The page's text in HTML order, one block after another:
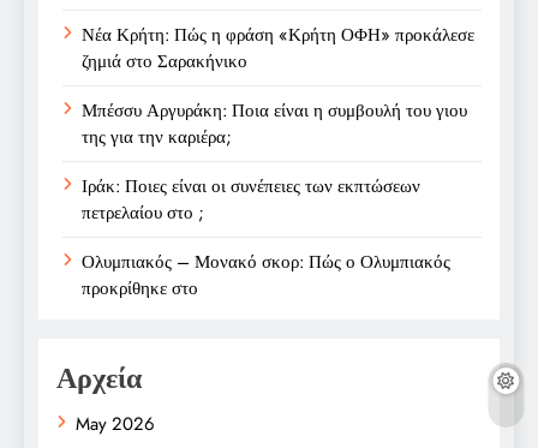
Νέα Κρήτη: Πώς η φράση «Κρήτη ΟΦΗ» προκάλεσε
ζημιά στο Σαρακήνικο
Μπέσσυ Αργυράκη: Ποια είναι η συμβουλή του γιου
της για την καριέρα;
Ιράκ: Ποιες είναι οι συνέπειες των εκπτώσεων
πετρελαίου στο ;
Ολυμπιακός – Μονακό σκορ: Πώς ο Ολυμπιακός
προκρίθηκε στο
Αρχεία
May 2026